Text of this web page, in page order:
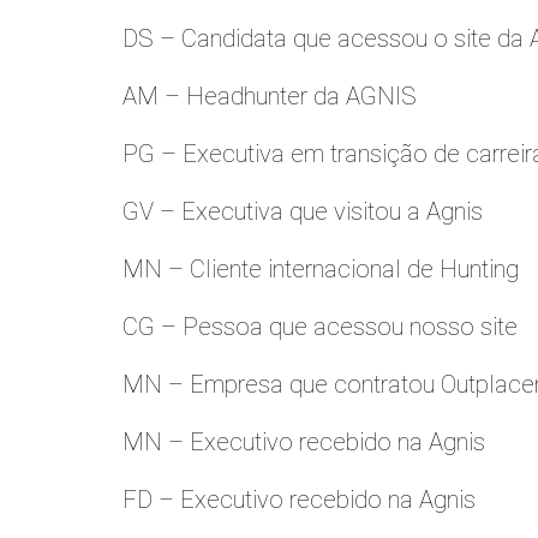
DS – Candidata que acessou o site da
AM – Headhunter da AGNIS
PG – Executiva em transição de
GV – Executiva que visitou a Agnis
MN – Cliente internacional de Hunting
CG – Pessoa que acessou nosso site
MN – Empresa que contratou
MN – Executivo recebido na Agnis
FD – Executivo recebido na Agnis